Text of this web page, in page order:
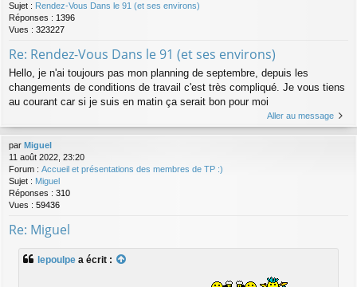
Sujet : Rendez-Vous Dans le 91 (et ses environs)
Réponses : 1396
Vues : 323227
Re: Rendez-Vous Dans le 91 (et ses environs)
Hello, je n'ai toujours pas mon planning de septembre, depuis les
changements de conditions de travail c'est très compliqué. Je vous tiens
au courant car si je suis en matin ça serait bon pour moi
Aller au message
par Miguel
11 août 2022, 23:20
Forum : Accueil et présentations des membres de TP :)
Sujet : Miguel
Réponses : 310
Vues : 59436
Re: Miguel
lepoulpe a écrit :